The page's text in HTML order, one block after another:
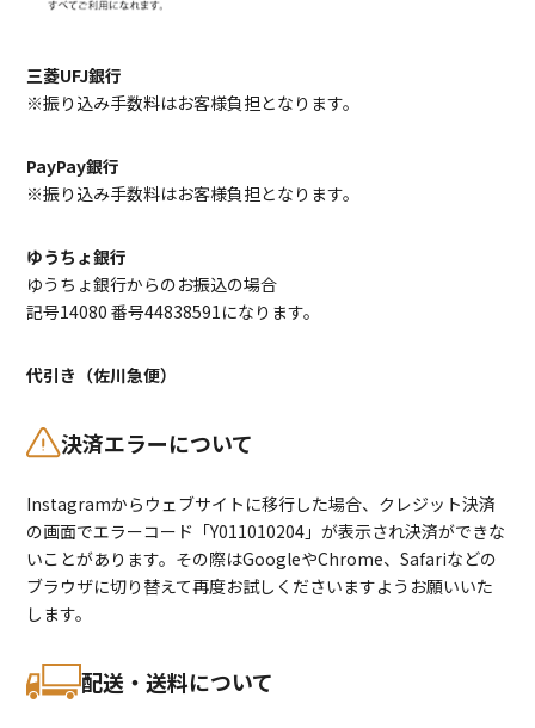
三菱UFJ銀行
※振り込み手数料はお客様負担となります。
PayPay銀行
※振り込み手数料はお客様負担となります。
ゆうちょ銀行
ゆうちょ銀行からのお振込の場合
記号14080 番号44838591になります。
代引き（佐川急便）
決済エラーについて
Instagramからウェブサイトに移行した場合、クレジット決済
の画面でエラーコード「Y011010204」が表示され決済ができな
いことがあります。その際はGoogleやChrome、Safariなどの
ブラウザに切り替えて再度お試しくださいますようお願いいた
します。
配送・送料について